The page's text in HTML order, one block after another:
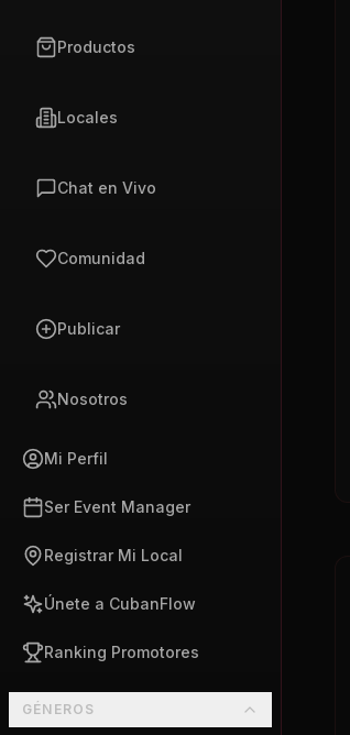
Productos
Locales
Chat en Vivo
Comunidad
Publicar
Nosotros
Mi Perfil
Ser Event Manager
Registrar Mi Local
Únete a CubanFlow
Ranking Promotores
GÉNEROS